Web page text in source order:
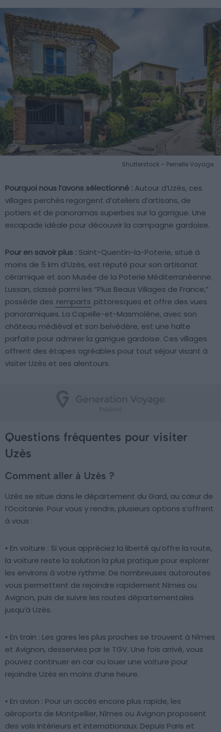
Shutterstock – Pernelle Voyage
Pourquoi nous l’avons sélectionné : Autour d’Uzès, ces
villages perchés regorgent d’ateliers d’artisans, de
potiers et de panoramas superbes sur la garrigue. Une
escapade idéale pour découvrir la campagne gardoise.
Pour en savoir plus : Saint-Quentin-la-Poterie, situé à
moins de 5 km d’Uzès, est réputé pour son artisanat
céramique et son Musée de la Poterie Méditerranéenne.
Lussan, classé parmi les “Plus Beaux Villages de France,”
possède des remparts pittoresques et offre des vues
panoramiques. La Capelle-et-Masmolène, avec son
château médiéval et son belvédère, est une halte
parfaite pour admirer la garrigue gardoise. Ces villages
offrent des étapes agréables pour tout séjour visant à
visiter Uzès et ses alentours.
Questions fréquentes pour visiter
Uzès
Comment aller à Uzès ?
Uzès se situe dans le département du Gard, au cœur de
l’Occitanie. Pour vous y rendre, plusieurs options s’offrent
à vous :
• En voiture : Si vous appréciez la liberté qu’offre la route,
la voiture reste la solution la plus pratique pour explorer
les environs à votre rythme. De nombreuses autoroutes
vous permettent de rejoindre rapidement Nîmes ou
Avignon, puis de suivre les routes départementales
jusqu’à Uzès.
• En train : Les gares les plus proches se trouvent à Nîmes
et Avignon, desservies par le TGV. Une fois arrivé, vous
pouvez continuer en car ou louer une voiture pour
rejoindre Uzès en moins d’une heure.
• En avion : Pour un accès encore plus rapide, les
aéroports de Montpellier, Nîmes ou Avignon proposent
des vols intérieurs et internationaux. Depuis Paris et